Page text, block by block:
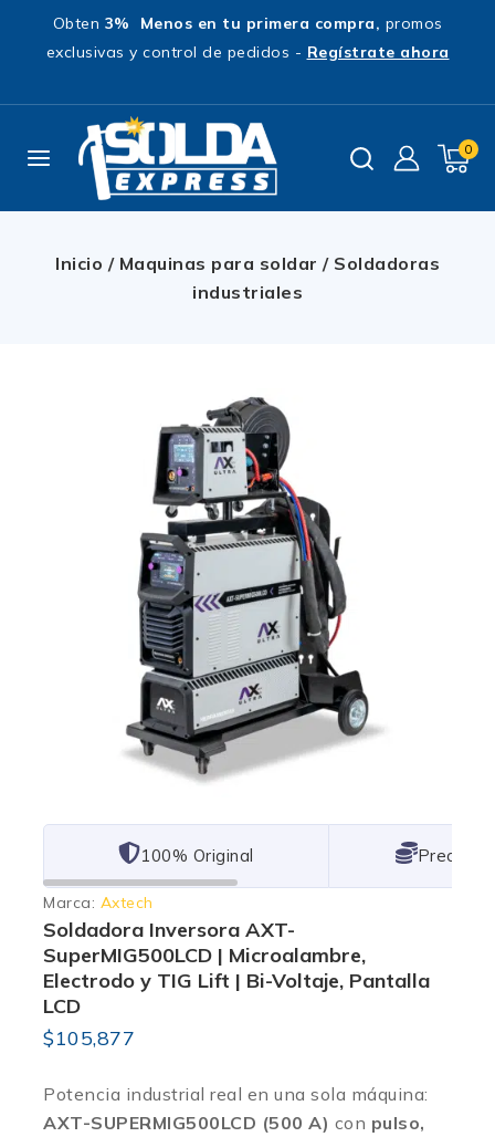
Obten 3% Menos en tu primera compra, promos
exclusivas y control de pedidos - Regístrate ahora
0
Inicio / Maquinas para soldar / Soldadoras
industriales
101% Original Lowest
Marca: Axtech
Soldadora Inversora AXT-
SuperMIG500LCD | Microalambre,
Electrodo y TIG Lift | Bi-Voltaje, Pantalla
LCD
$105,877
Potencia industrial real en una sola máquina:
AXT-SUPERMIG500LCD (500 A) con pulso,